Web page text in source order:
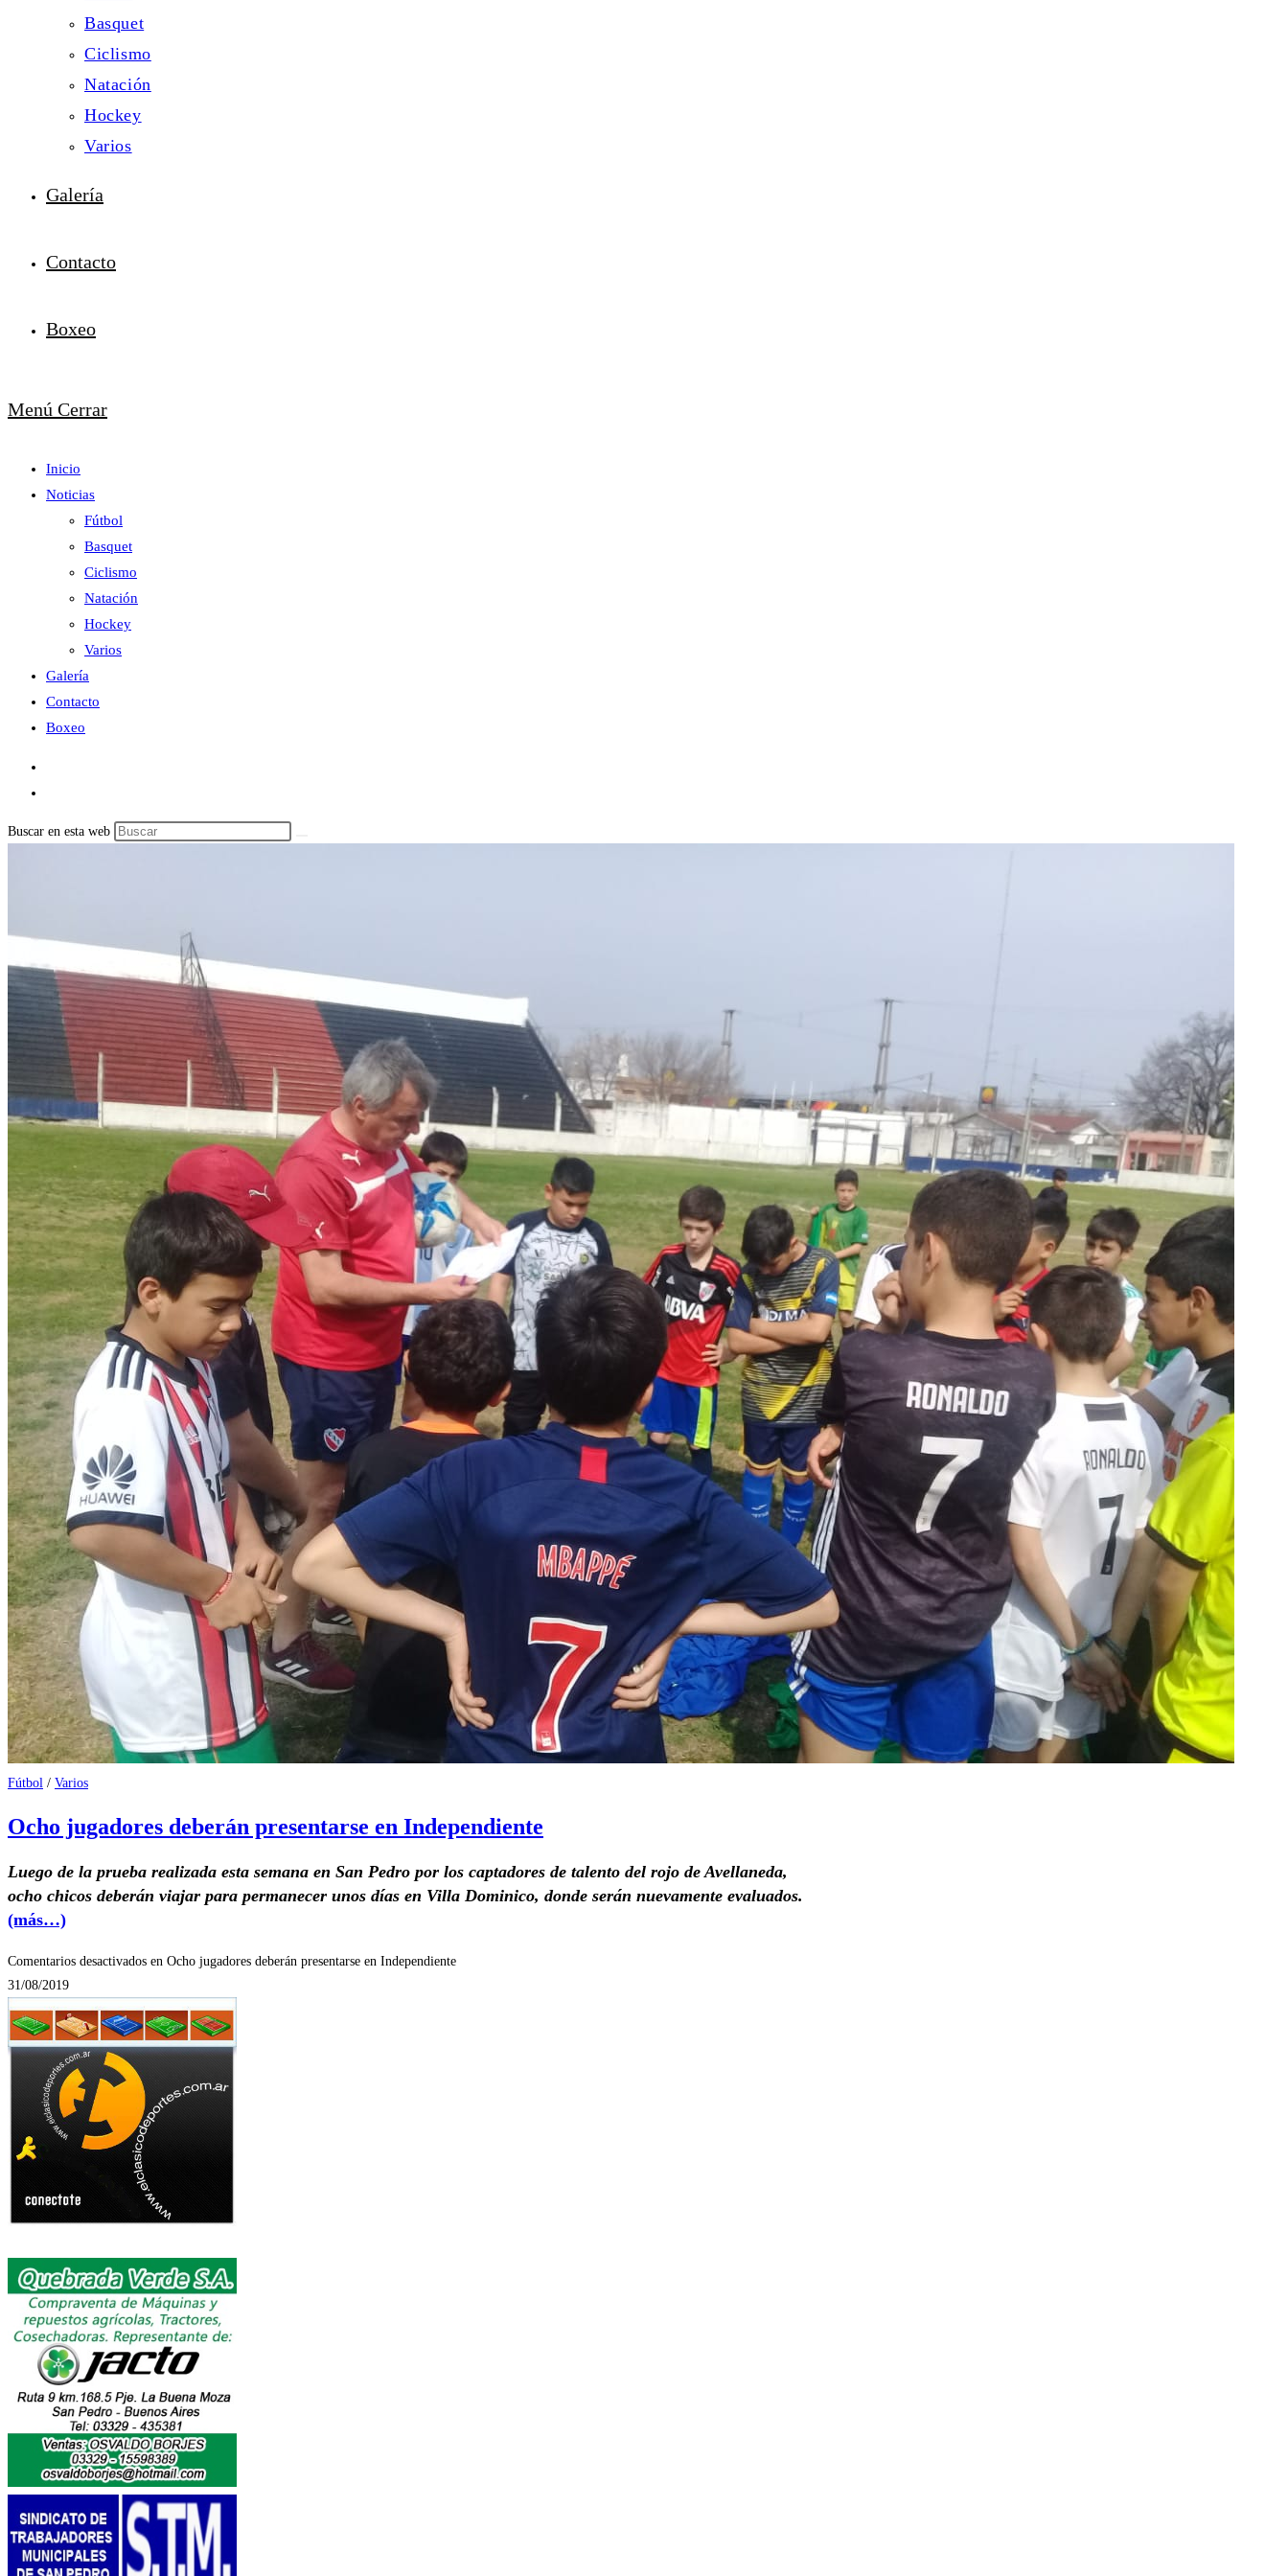
Basquet
Ciclismo
Natación
Hockey
Varios
Galería
Contacto
Boxeo
Menú Cerrar
Inicio
Noticias
Fútbol
Basquet
Ciclismo
Natación
Hockey
Varios
Galería
Contacto
Boxeo
Buscar en esta web
Fútbol / Varios
Ocho jugadores deberán presentarse en Independiente
Luego de la prueba realizada esta semana en San Pedro por los captadores de talento del rojo de Avellaneda,
ocho chicos deberán viajar para permanecer unos días en Villa Dominico, donde serán nuevamente evaluados.
(más…)
Comentarios desactivados en Ocho jugadores deberán presentarse en Independiente
31/08/2019